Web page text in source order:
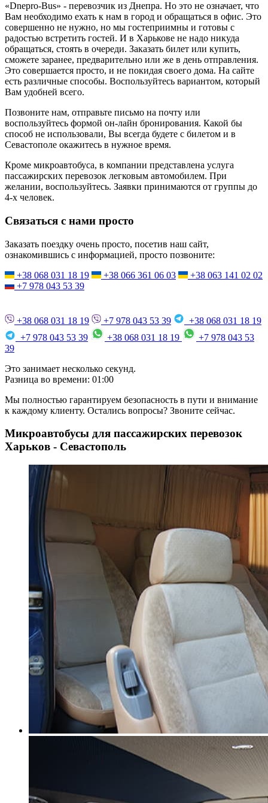
«Dnepro-Bus» - перевозчик из Днепра. Но это не означает, что
Вам необходимо ехать к нам в город и обращаться в офис. Это
совершенно не нужно, но мы гостеприимны и готовы с
радостью встретить гостей. И в Харькове не надо никуда
обращаться, стоять в очереди. Заказать билет или купить,
сможете заранее, предварительно или же в день отправления.
Это совершается просто, и не покидая своего дома. На сайте
есть различные способы. Воспользуйтесь вариантом, который
Вам удобней всего.
Позвоните нам, отправьте письмо на почту или
воспользуйтесь формой он-лайн бронирования. Какой бы
способ не использовали, Вы всегда будете с билетом и в
Севастополе окажитесь в нужное время.
Кроме микроавтобуса, в компании представлена услуга
пассажирских перевозок легковым автомобилем. При
желании, воспользуйтесь. Заявки принимаются от группы до
4-х человек.
Связаться с нами просто
Заказать поездку очень просто, посетив наш сайт,
ознакомившись с информацией, просто позвоните:
+38 068 031 18 19
+38 066 361 06 03
+38 063 141 02 02
+7 978 043 53 39
+38 068 031 18 19 +7 978 043 53 39
+38 068 031 18 19
+7 978 043 53 39
+38 068 031 18 19
+7 978 043 53
39
Это занимает несколько секунд.
Разница во времени: 01:00
Мы полностью гарантируем безопасность в пути и внимание
к каждому клиенту. Остались вопросы? Звоните сейчас.
Микроавтобусы для пассажирских перевозок
Харьков - Севастополь